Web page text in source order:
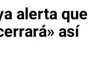
alerta que
así